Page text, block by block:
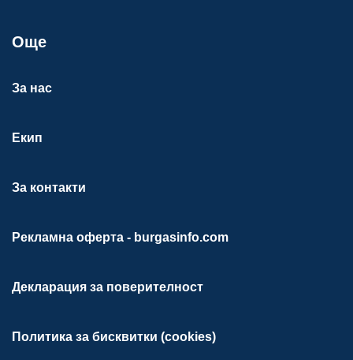
Още
За нас
Екип
За контакти
Рекламна оферта - burgasinfo.com
Декларация за поверителност
Политика за бисквитки (cookies)